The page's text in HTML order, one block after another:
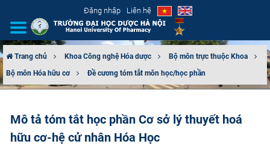
Đăng nhập Liên hệ
GIỚI THIỆU
TUYỂN SINH
Trang chủ Khoa Công nghệ Hóa dược
Bộ môn trực thuộc Khoa
Bộ môn Hóa hữu cơ
Đề cương tóm tắt môn học/học phần
Mô tả tóm tắt học phần Cơ sở lý thuyết hoá
hữu cơ-hệ cử nhân Hóa Học